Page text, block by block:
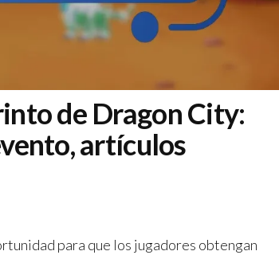
de Dragon City:
artículos
para que los jugadores obtengan